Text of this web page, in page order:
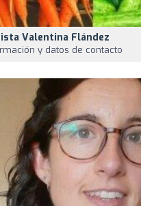
Valentina Flández
y datos de contacto